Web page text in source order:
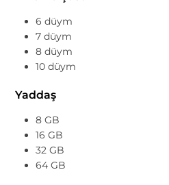
6 düym
7 düym
8 düym
10 düym
Yaddaş
8 GB
16 GB
32 GB
64 GB